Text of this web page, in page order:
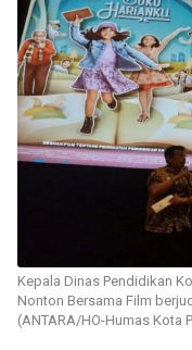
Kepala Dinas Pendidikan
Nonton Bersama Film
(ANTARA/HO-Humas Kota